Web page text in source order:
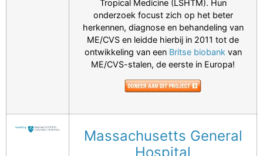
Tropical Medicine (LSHTM). Hun
onderzoek focust zich op het beter
herkennen, diagnose en behandeling van
ME/CVS en leidde hierbij in 2011 tot de
ontwikkeling van een Britse biobank van
ME/CVS-stalen, de eerste in Europa!
Massachusetts General
Hospital